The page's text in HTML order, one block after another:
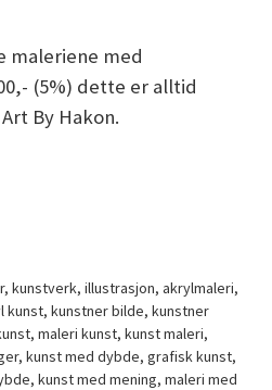
maleriene med
(5%) dette er alltid
By Hakon.
kunstverk, illustrasjon, akrylmaleri,
kunst, kunstner bilde, kunstner
maleri kunst, kunst maleri,
kunst med dybde, grafisk kunst,
kunst med mening, maleri med